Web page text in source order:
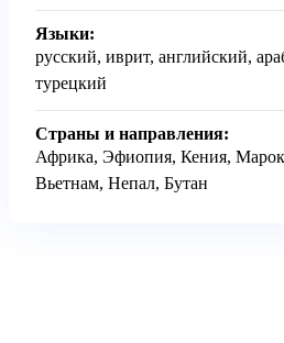
Языки:
русский, иврит, английский,
турецкий
Страны и направления:
Африка, Эфиопия, Кения,
Вьетнам, Непал, Бутан